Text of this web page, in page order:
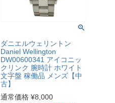
ダニエルウェリントン
Daniel Wellington
DW00600341 アイコニッ
クリンク 腕時計 ホワイト
文字盤 稼働品 メンズ【中
古】
通常価格 ¥8,000